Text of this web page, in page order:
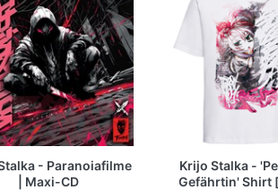
- Paranoiafilme
| Maxi-CD
Krijo Stalka -
Gefährtin' Shirt